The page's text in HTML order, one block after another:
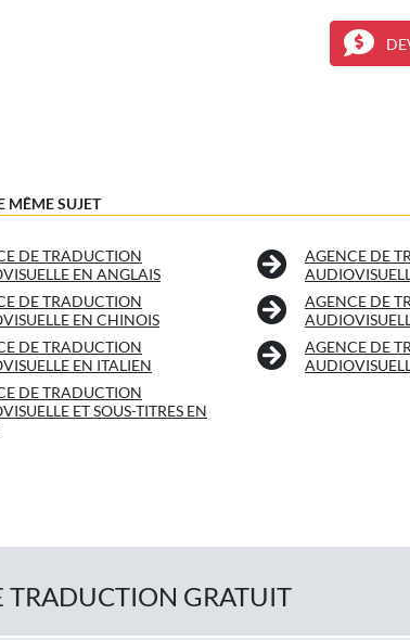
MÊME SUJET
DE TRADUCTION
EN ANGLAIS
AGENCE DE
DE TRADUCTION
EN CHINOIS
AGENCE DE
DE TRADUCTION
EN ITALIEN
AGENCE DE
DE TRADUCTION
ET SOUS-TITRES EN
TRADUCTION GRATUIT